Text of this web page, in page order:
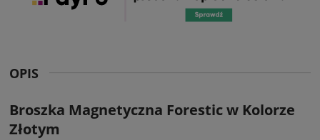
OPIS
Broszka Magnetyczna Forestic w Kolorze
Złotym